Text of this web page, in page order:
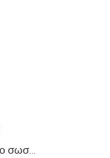
Parmigiano Reggiano: πώς να επιλέξετε το σωστό